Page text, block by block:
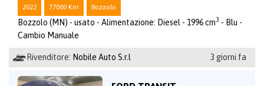
2022 77000 Km Bozzolo
Bozzolo (MN) - usato - Alimentazione: Diesel - 1996 cm3 - Blu -
Cambio Manuale
Rivenditore: Nobile Auto S.r.l 3 giorni fa